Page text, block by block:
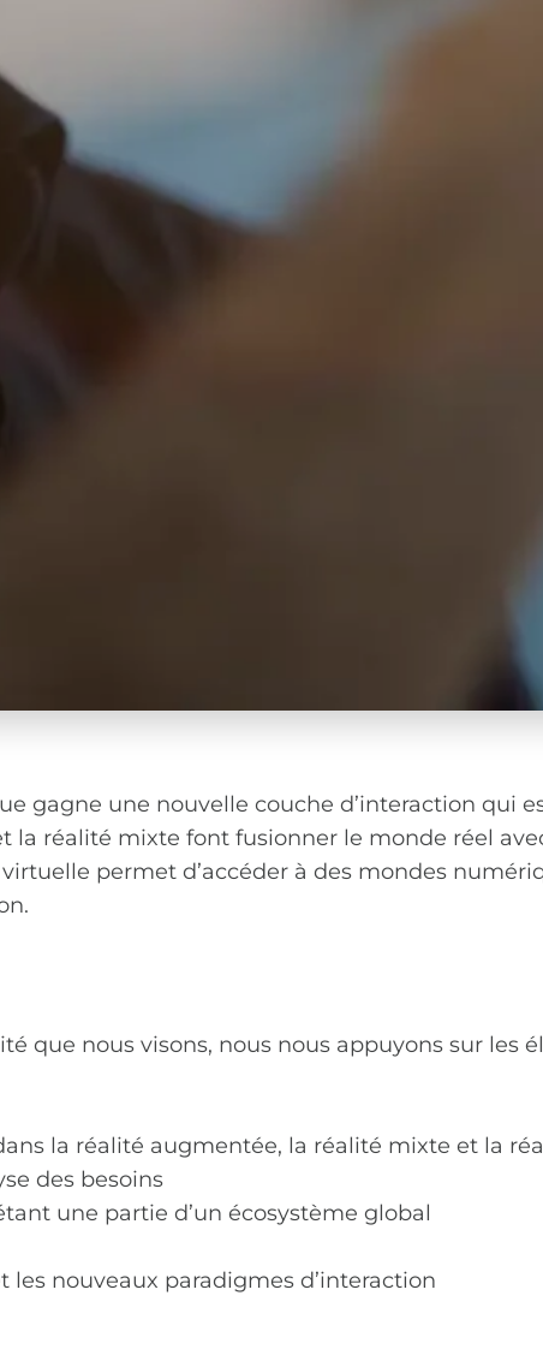
gagne une nouvelle couche d’interaction qui
réalité mixte font fusionner le monde réel
permet d’accéder à des mondes
que nous visons, nous nous appuyons sur les
la réalité augmentée, la réalité mixte et la
des besoins
une partie d’un écosystème global
les nouveaux paradigmes d’interaction